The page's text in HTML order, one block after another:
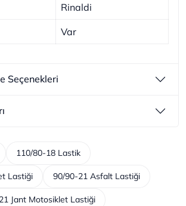
Rinaldi
Var
Seçenekleri
110/80-18 Lastik
Lastiği 90/90-21 Asfalt Lastiği
21 Jant Motosiklet Lastiği